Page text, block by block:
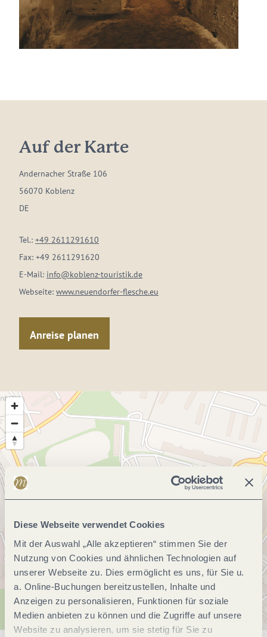
Diese Webseite verwendet Cookies
Mit der Auswahl „Alle akzeptieren“ stimmen Sie der
Nutzung von Cookies und ähnlichen Technologien auf
unserer Webseite zu. Dies ermöglicht es uns, für Sie u.
a. Online-Buchungen bereitzustellen, Inhalte und
Anzeigen zu personalisieren, Funktionen für soziale
Medien anbieten zu können und die Zugriffe auf unsere
Website zu analysieren, um sie stetig für Sie zu
Auf der Karte
Andernacher Straße 106
56070 Koblenz
DE
Tel.: +49 2611291610
Fax: +49 2611291620
E-Mail: info@koblenz-touristik.de
Webseite: www.neuendorfer-flesche.eu
Anreise planen